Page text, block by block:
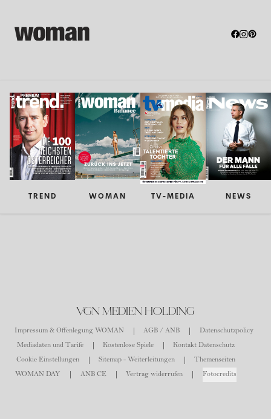
TREND WOMAN TV-MEDIA NEWS
VGN MEDIEN HOLDING
Impressum & Offenlegung WOMAN AGB / ANB
Datenschutzpolicy
Mediadaten und Tarife
Kostenlose Spiele
Kontakt Datenschutz
Cookie Einstellungen
Sitemap - Weiterleitungen
Themenseiten
WOMAN DAY
ANB CE Vertrag widerrufen Fotocredits